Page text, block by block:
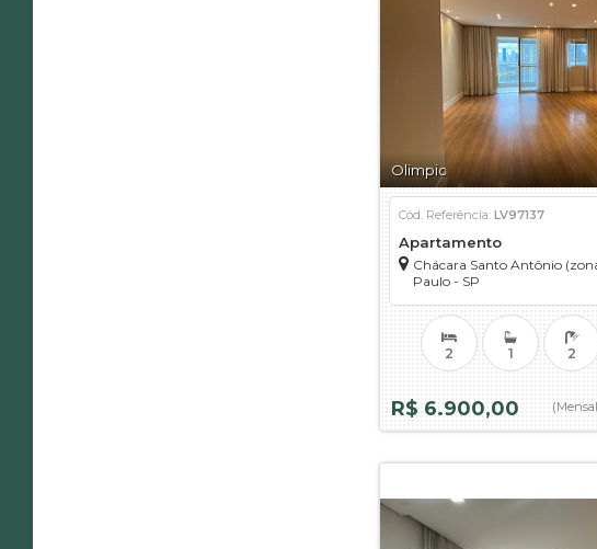
Olimpic
Apartamento
Chácara Santo Antônio
Paulo - SP
Cód. Referência: LV97137
R$ 6.900,00
2 1 2